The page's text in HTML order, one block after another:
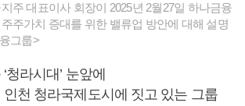
주 대표이사 회장이 2025년 2월27일 하나금융
주가치 증대를 위한 밸류업 방안에 대해 설명
그룹>
라시대’ 눈앞에
천 청라국제도시에 짓고 있는 그룹